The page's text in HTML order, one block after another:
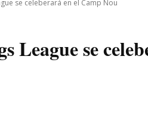
se celeberará en el Camp Nou
League se